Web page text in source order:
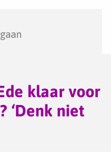
klaar voor
‘Denk niet